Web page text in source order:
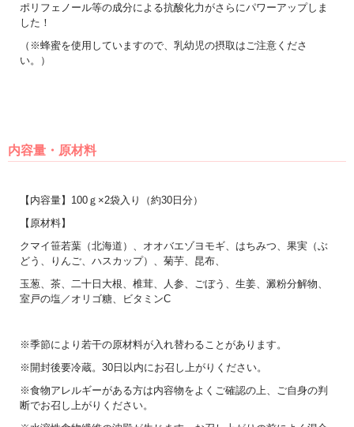
ポリフェノール等の成分による抗酸化力がさらにパワーアップしま
した！
（※蜂蜜を使用していますので、乳幼児の摂取はご注意くださ
い。）
内容量・原材料
【内容量】100ｇ×2袋入り（約30日分）
【原材料】
クマイ笹若葉（北海道）、オオバエゾヨモギ、はちみつ、果実（ぶ
どう、りんご、ハスカップ）、菊芋、昆布、
玉葱、茶、二十日大根、椎茸、人参、ごぼう、生姜、澱粉分解物、
室戸の塩／オリゴ糖、ビタミンC
※季節により若干の原材料が入れ替わることがあります。
※開封後要冷蔵。30日以内にお召し上がりください。
※食物アレルギーがある方は内容物をよくご確認の上、ご自身の判
断でお召し上がりください。